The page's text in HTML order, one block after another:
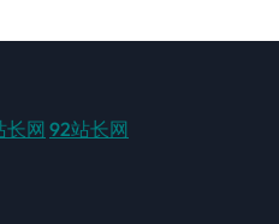
长网 92站长网